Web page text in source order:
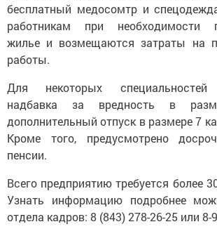
бесплатный медосомтр и
работникам при необходимости
жилье и возмещаются затраты на
работы.
Для некоторых специальностей
надбавка за вредность в
дополнительный отпуск в размере 7
Кроме того, предусмотрено
пенсии.
Всего предприятию требуется более
Узнать информацию подробнее
отдела кадров: 8 (843) 278-26-25 или 8-